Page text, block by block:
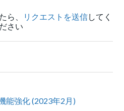
ら、 リクエストを送信してく
ださい
能強化 (2023年2月)